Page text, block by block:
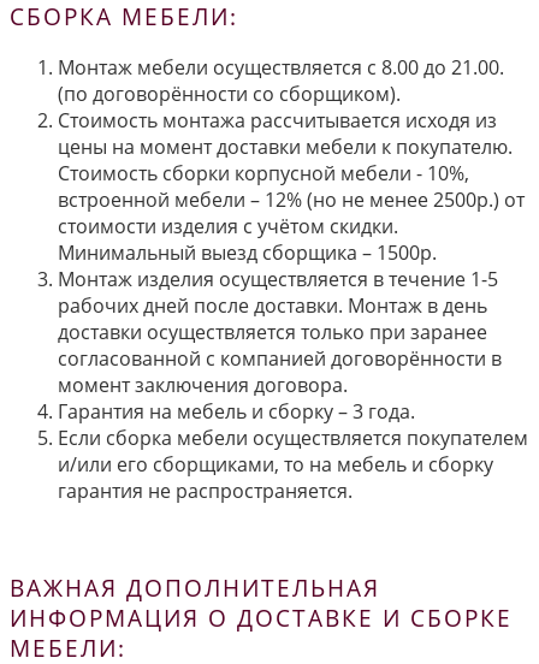
СБОРКА МЕБЕЛИ:
Монтаж мебели осуществляется с 8.00 до 21.00.
(по договорённости со сборщиком).
Стоимость монтажа рассчитывается исходя из
цены на момент доставки мебели к покупателю.
Стоимость сборки корпусной мебели - 10%,
встроенной мебели – 12% (но не менее 2500р.) от
стоимости изделия с учётом скидки.
Минимальный выезд сборщика – 1500р.
Монтаж изделия осуществляется в течение 1-5
рабочих дней после доставки. Монтаж в день
доставки осуществляется только при заранее
согласованной с компанией договорённости в
момент заключения договора.
Гарантия на мебель и сборку – 3 года.
Если сборка мебели осуществляется покупателем
и/или его сборщиками, то на мебель и сборку
гарантия не распространяется.
ВАЖНАЯ ДОПОЛНИТЕЛЬНАЯ
ИНФОРМАЦИЯ О ДОСТАВКЕ И СБОРКЕ
МЕБЕЛИ: